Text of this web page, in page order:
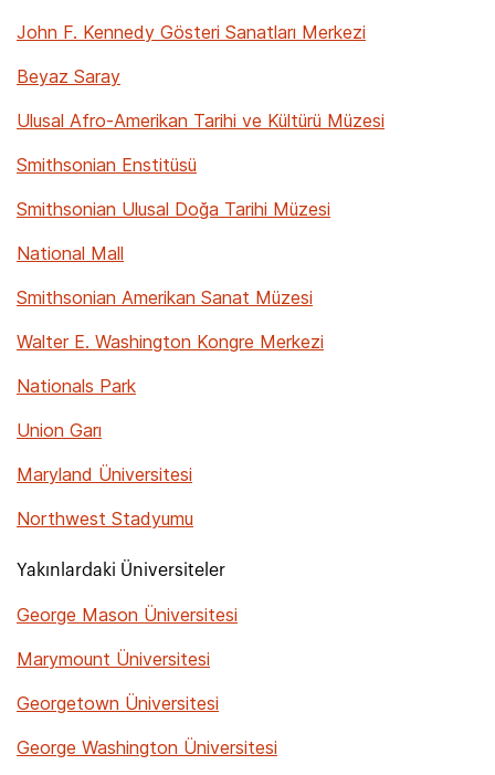
John F. Kennedy Gösteri Sanatları Merkezi
Beyaz Saray
Ulusal Afro-Amerikan Tarihi ve Kültürü Müzesi
Smithsonian Enstitüsü
Smithsonian Ulusal Doğa Tarihi Müzesi
National Mall
Smithsonian Amerikan Sanat Müzesi
Walter E. Washington Kongre Merkezi
Nationals Park
Union Garı
Maryland Üniversitesi
Northwest Stadyumu
Yakınlardaki Üniversiteler
George Mason Üniversitesi
Marymount Üniversitesi
Georgetown Üniversitesi
George Washington Üniversitesi